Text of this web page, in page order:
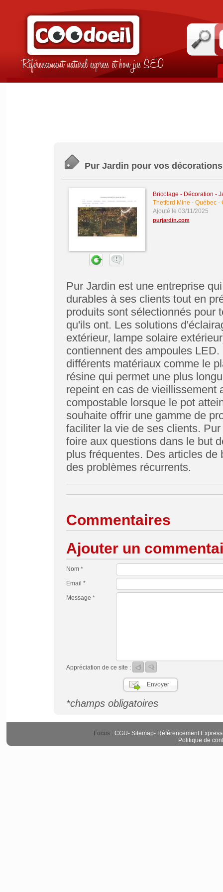
Référencement naturel express et bon jus SEO
Pur Jardin pour vos
Bricolage - Décoration -
Thetford Mine - Québec -
Ajouté le 03/11/2025
purjardin.com
Pur Jardin est une entreprise
durables à ses clients tout en
produits sont sélectionnés pour
qu'ils ont. Les solutions
extérieur, lampe solaire
contiennent des ampoules
différents matériaux comme le
résine qui permet une plus
repeint en cas de vieillissement
compostable lorsque le pot
souhaite offrir une gamme de
faciliter la vie de ses clients.
foire aux questions dans le but
plus fréquentes. Des articles
des problèmes récurrents.
Commentaires
Ajouter un
Nom *
Email *
Message *
Appréciation de ce site :
*champs obligatoires
Focus : CGU- Sitemap- Référencement Express
Politique de